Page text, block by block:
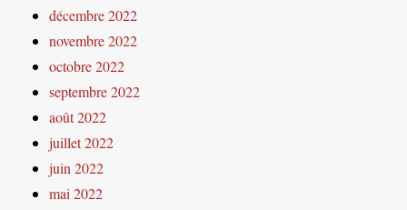
décembre 2022
novembre 2022
octobre 2022
septembre 2022
août 2022
juillet 2022
juin 2022
mai 2022